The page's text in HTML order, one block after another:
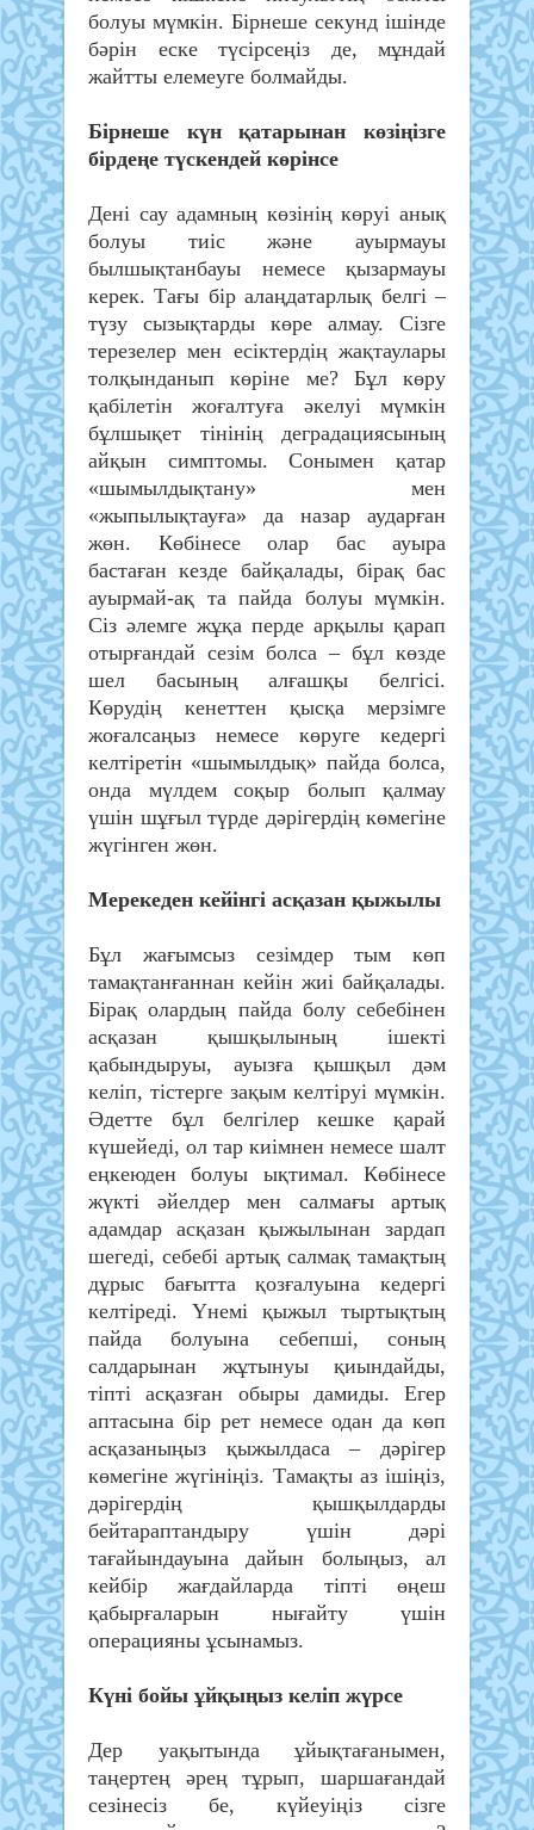
болуы мүмкін. Бірнеше секунд ішінде
бәрін еске түсірсеңіз де, мұндай
жайтты елемеуге болмайды.
Бірнеше күн қатарынан көзіңізге
бірдеңе түскендей көрінсе
Дені сау адамның көзінің көруі анық
болуы тиіс және ауырмауы
былшықтанбауы немесе қызармауы
керек. Тағы бір алаңдатарлық белгі –
түзу сызықтарды көре алмау. Сізге
терезелер мен есіктердің жақтаулары
толқынданып көріне ме? Бұл көру
қабілетін жоғалтуға әкелуі мүмкін
бұлшықет тінінің деградациясының
айқын симптомы. Сонымен қатар
«шымылдықтану» мен
«жыпылықтауға» да назар аударған
жөн. Көбінесе олар бас ауыра
бастаған кезде байқалады, бірақ бас
ауырмай-ақ та пайда болуы мүмкін.
Сіз әлемге жұқа перде арқылы қарап
отырғандай сезім болса – бұл көзде
шел басының алғашқы белгісі.
Көрудің кенеттен қысқа мерзімге
жоғалсаңыз немесе көруге кедергі
келтіретін «шымылдық» пайда болса,
онда мүлдем соқыр болып қалмау
үшін шұғыл түрде дәрігердің көмегіне
жүгінген жөн.
Мерекеден кейінгі асқазан қыжылы
Бұл жағымсыз сезімдер тым көп
тамақтанғаннан кейін жиі байқалады.
Бірақ олардың пайда болу себебінен
асқазан қышқылының ішекті
қабындыруы, ауызға қышқыл дәм
келіп, тістерге зақым келтіруі мүмкін.
Әдетте бұл белгілер кешке қарай
күшейеді, ол тар киімнен немесе шалт
еңкеюден болуы ықтимал. Көбінесе
жүкті әйелдер мен салмағы артық
адамдар асқазан қыжылынан зардап
шегеді, себебі артық салмақ тамақтың
дұрыс бағытта қозғалуына кедергі
келтіреді. Үнемі қыжыл тыртықтың
пайда болуына себепші, соның
салдарынан жұтынуы қиындайды,
тіпті асқазған обыры дамиды. Егер
аптасына бір рет немесе одан да көп
асқазаныңыз қыжылдаса – дәрігер
көмегіне жүгініңіз. Тамақты аз ішіңіз,
дәрігердің қышқылдарды
бейтараптандыру үшін дәрі
тағайындауына дайын болыңыз, ал
кейбір жағдайларда тіпті өңеш
қабырғаларын нығайту үшін
операцияны ұсынамыз.
Күні бойы ұйқыңыз келіп жүрсе
Дер уақытында ұйықтағанымен,
таңертең әрең тұрып, шаршағандай
сезінесіз бе, күйеуіңіз сізге